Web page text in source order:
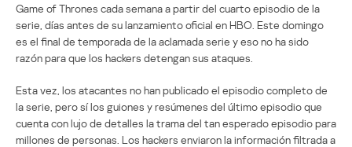
Game of Thrones cada semana a partir del cuarto episodio de la
serie, días antes de su lanzamiento oficial en HBO. Este domingo
es el final de temporada de la aclamada serie y eso no ha sido
razón para que los hackers detengan sus ataques.
Esta vez, los atacantes no han publicado el episodio completo de
la serie, pero sí los guiones y resúmenes del último episodio que
cuenta con lujo de detalles la trama del tan esperado episodio para
millones de personas. Los hackers enviaron la información filtrada a